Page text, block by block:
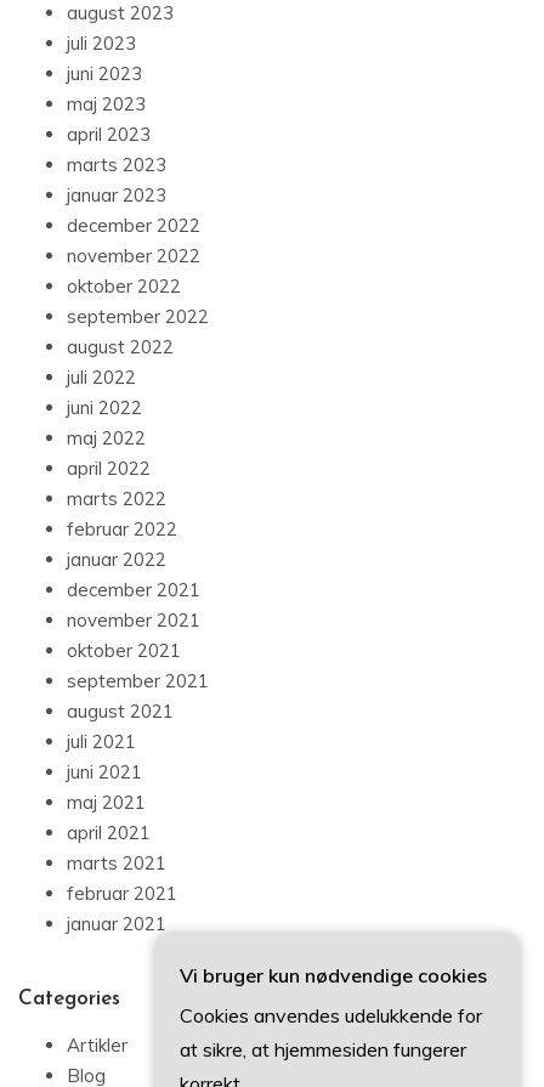
august 2023
juli 2023
juni 2023
maj 2023
april 2023
marts 2023
januar 2023
december 2022
november 2022
oktober 2022
september 2022
august 2022
juli 2022
juni 2022
maj 2022
april 2022
marts 2022
februar 2022
januar 2022
december 2021
november 2021
oktober 2021
september 2021
august 2021
juli 2021
juni 2021
maj 2021
april 2021
marts 2021
februar 2021
januar 2021
Categories
Artikler
Blog
Vi bruger kun nødvendige cookies
Cookies anvendes udelukkende for
at sikre, at hjemmesiden fungerer